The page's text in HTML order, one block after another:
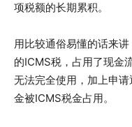
项税额的长期累积。
用比较通俗易懂的话来
的ICMS税，占用了现金
无法完全使用，加上申
金被ICMS税金占用。